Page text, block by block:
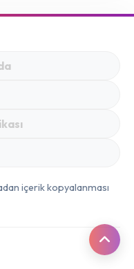
içerik kopyalanması